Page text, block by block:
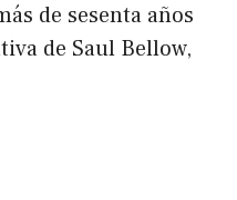
de sesenta años
de Saul Bellow,